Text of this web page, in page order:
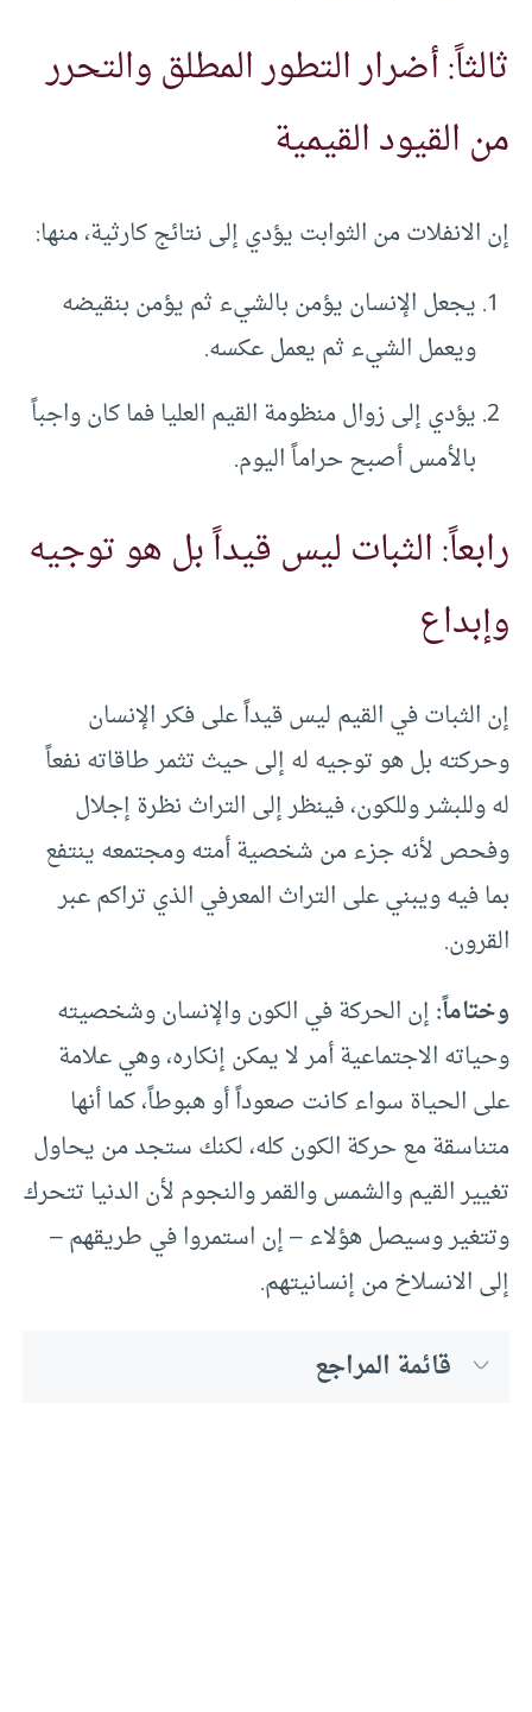
ثالثاً: أضرار التطور المطلق والتحرر
من القيود القيمية
إن الانفلات من الثوابت يؤدي إلى نتائج كارثية، منها:
يجعل الإنسان يؤمن بالشيء ثم يؤمن بنقيضه
ويعمل الشيء ثم يعمل عكسه.
يؤدي إلى زوال منظومة القيم العليا فما كان واجباً
بالأمس أصبح حراماً اليوم.
رابعاً: الثبات ليس قيداً بل هو توجيه
وإبداع
إن الثبات في القيم ليس قيداً على فكر الإنسان
وحركته بل هو توجيه له إلى حيث تثمر طاقاته نفعاً
له وللبشر وللكون، فينظر إلى التراث نظرة إجلال
وفحص لأنه جزء من شخصية أمته ومجتمعه ينتفع
بما فيه ويبني على التراث المعرفي الذي تراكم عبر
القرون.
وختاماً:إن الحركة في الكون والإنسان وشخصيته
وحياته الاجتماعية أمر لا يمكن إنكاره، وهي علامة
على الحياة سواء كانت صعوداً أو هبوطاً، كما أنها
متناسقة مع حركة الكون كله، لكنك ستجد من يحاول
تغيير القيم والشمس والقمر والنجوم لأن الدنيا تتحرك
وتتغير وسيصل هؤلاء – إن استمروا في طريقهم –
إلى الانسلاخ من إنسانيتهم.
قائمة المراجع